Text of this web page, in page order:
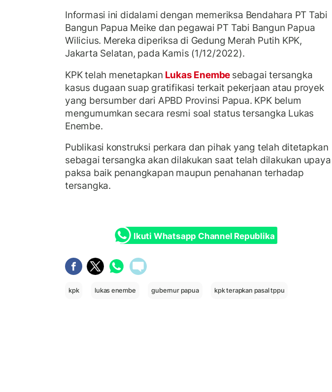
Informasi ini didalami dengan memeriksa Bendahara PT Tabi
Bangun Papua Meike dan pegawai PT Tabi Bangun Papua
Wilicius. Mereka diperiksa di Gedung Merah Putih KPK,
Jakarta Selatan, pada Kamis (1/12/2022).
KPK telah menetapkan Lukas Enembe sebagai tersangka
kasus dugaan suap gratifikasi terkait pekerjaan atau proyek
yang bersumber dari APBD Provinsi Papua. KPK belum
mengumumkan secara resmi soal status tersangka Lukas
Enembe.
Publikasi konstruksi perkara dan pihak yang telah ditetapkan
sebagai tersangka akan dilakukan saat telah dilakukan upaya
paksa baik penangkapan maupun penahanan terhadap
tersangka.
Ikuti Whatsapp Channel Republika
kpk lukas enembe gubernur papua kpk terapkan pasal tppu